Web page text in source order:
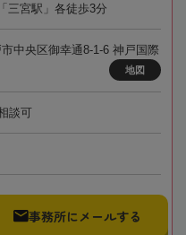
三宮駅」各徒歩3分
中央区御幸通8-1-6 神戸国際
地図
談可
事務所にメールする